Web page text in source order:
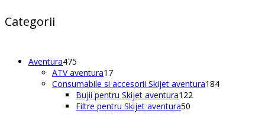
Categorii
Aventura475
de
produse
ATV aventura1717
produse
Consumabile si accesorii Skijet aventura184184
Bujii pentru Skijet aventura122
Filtre pentru Skijet aventura50